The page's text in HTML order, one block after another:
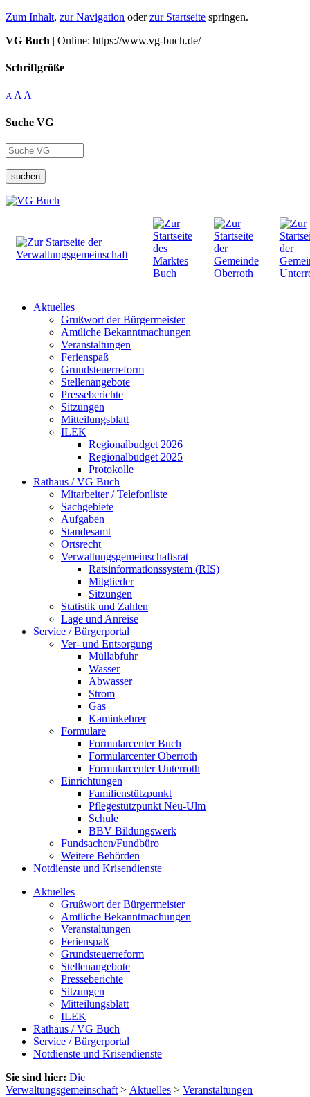
Zum Inhalt, zur Navigation oderzur Startseite springen.
VG Buch | Online: https://www.vg-buch.de/
Schriftgröße
A A A
Suche VG
suchen
Aktuelles
Grußwort der Bürgermeister
Amtliche Bekanntmachungen
Veranstaltungen
Ferienspaß
Grundsteuerreform
Stellenangebote
Presseberichte
Sitzungen
Mitteilungsblatt
ILEK
Regionalbudget 2026
Regionalbudget 2025
Protokolle
Rathaus / VG Buch
Mitarbeiter / Telefonliste
Sachgebiete
Aufgaben
Standesamt
Ortsrecht
Verwaltungsgemeinschaftsrat
Ratsinformationssystem (RIS)
Mitglieder
Sitzungen
Statistik und Zahlen
Lage und Anreise
Service / Bürgerportal
Ver- und Entsorgung
Müllabfuhr
Wasser
Abwasser
Strom
Gas
Kaminkehrer
Formulare
Formularcenter Buch
Formularcenter Oberroth
Formularcenter Unterroth
Einrichtungen
Familienstützpunkt
Pflegestützpunkt Neu-Ulm
Schule
BBV Bildungswerk
Fundsachen/Fundbüro
Weitere Behörden
Notdienste und Krisendienste
Aktuelles
Grußwort der Bürgermeister
Amtliche Bekanntmachungen
Veranstaltungen
Ferienspaß
Grundsteuerreform
Stellenangebote
Presseberichte
Sitzungen
Mitteilungsblatt
ILEK
Rathaus / VG Buch
Service / Bürgerportal
Notdienste und Krisendienste
Sie sind hier: Die
Verwaltungsgemeinschaft > Aktuelles > Veranstaltungen